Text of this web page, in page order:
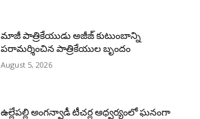
మాజీ పాత్రికేయుడు అజీజ్ కుటుంబాన్ని
పరామర్శించిన పాత్రికేయుల బృందం
August 5, 2026
ఉల్లేపల్లి అంగన్వాడీ టీచర్ల ఆధ్వర్యంలో ఘనంగా